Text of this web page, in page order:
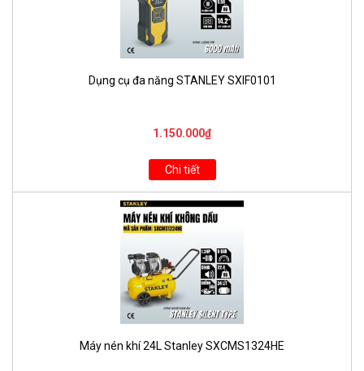
Dụng cụ đa năng STANLEY SXIF0101
1.150.000₫
Chi tiết
Máy nén khí 24L Stanley SXCMS1324HE